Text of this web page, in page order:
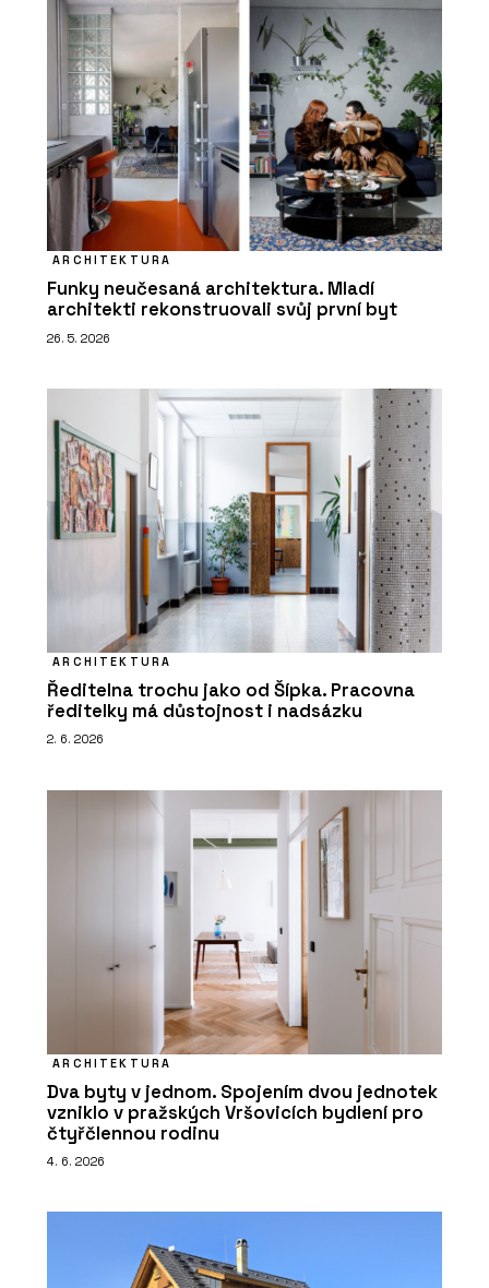
ARCHITEKTURA
Funky neučesaná architektura. Mladí
architekti rekonstruovali svůj první byt
26. 5. 2026
ARCHITEKTURA
Ředitelna trochu jako od Šípka. Pracovna
ředitelky má důstojnost i nadsázku
2. 6. 2026
ARCHITEKTURA
Dva byty v jednom. Spojením dvou jednotek
vzniklo v pražských Vršovicích bydlení pro
čtyřčlennou rodinu
4. 6. 2026